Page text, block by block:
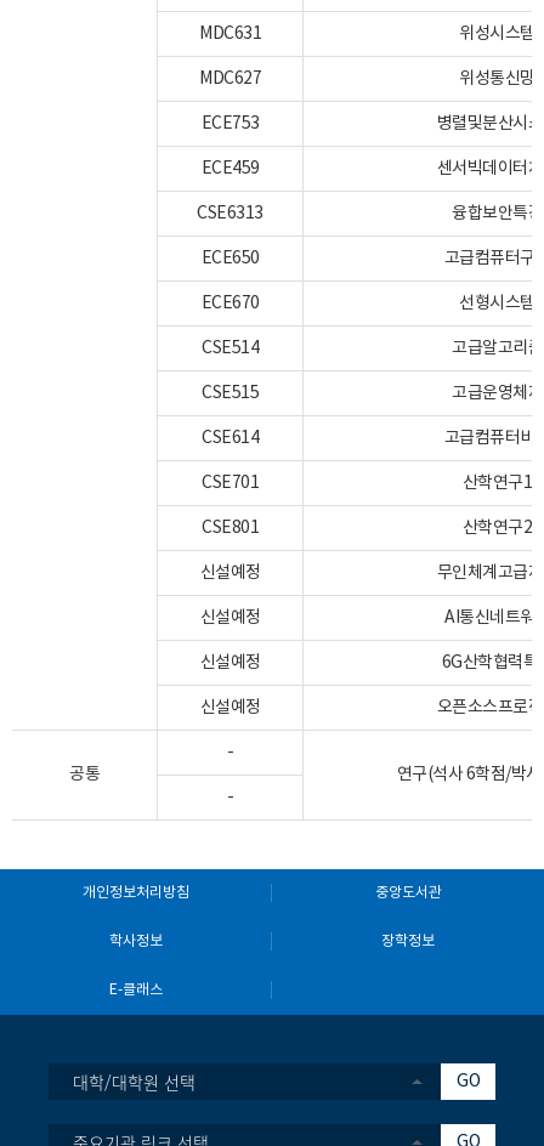
MDC631 위성시스템
MDC627 위성통신망
ECE753 병렬및분산시
ECE459 센서빅데이터
CSE6313 융합보안특강
ECE650 고급컴퓨터구
ECE670 선형시스템
CSE514 고급알고리즘
CSE515 고급운영체제
CSE614 고급컴퓨터비
CSE701 산학연구1
CSE801 산학연구2
신설예정 무인체계고급
신설예정 AI통신네트워
신설예정 6G산학협력특
신설예정 오픈소스프로
공통
-
연구(석사 6학점/박
-
개인정보처리방침 중앙도서관
학사정보 장학정보
E-클래스
대학/대학원 선택 GO
GO